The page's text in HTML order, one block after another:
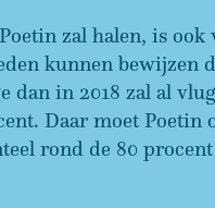
zal halen, is
kunnen bewijzen
dan in 2018 zal al
Daar moet
rond de 80